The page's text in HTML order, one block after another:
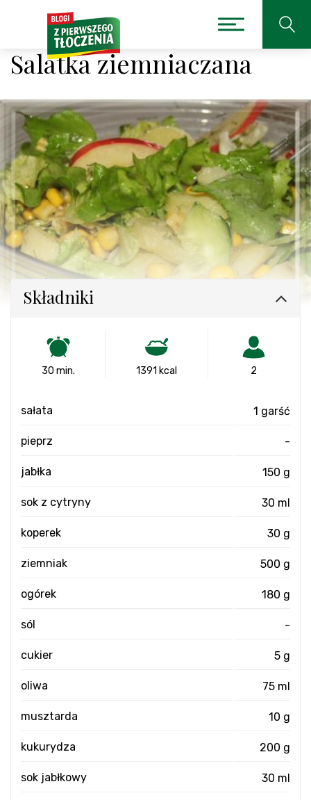
Salatka ziemniaczana
Składniki
30 min. 1391 kcal 2
sałata 1 garść
pieprz -
jabłka 150 g
sok z cytryny 30 ml
koperek 30 g
ziemniak 500 g
ogórek 180 g
sól -
cukier 5 g
oliwa 75 ml
musztarda 10 g
kukurydza 200 g
sok jabłkowy 30 ml